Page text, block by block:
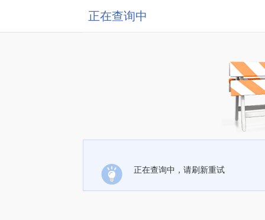
正在查询中
正在查询中，请刷新重试